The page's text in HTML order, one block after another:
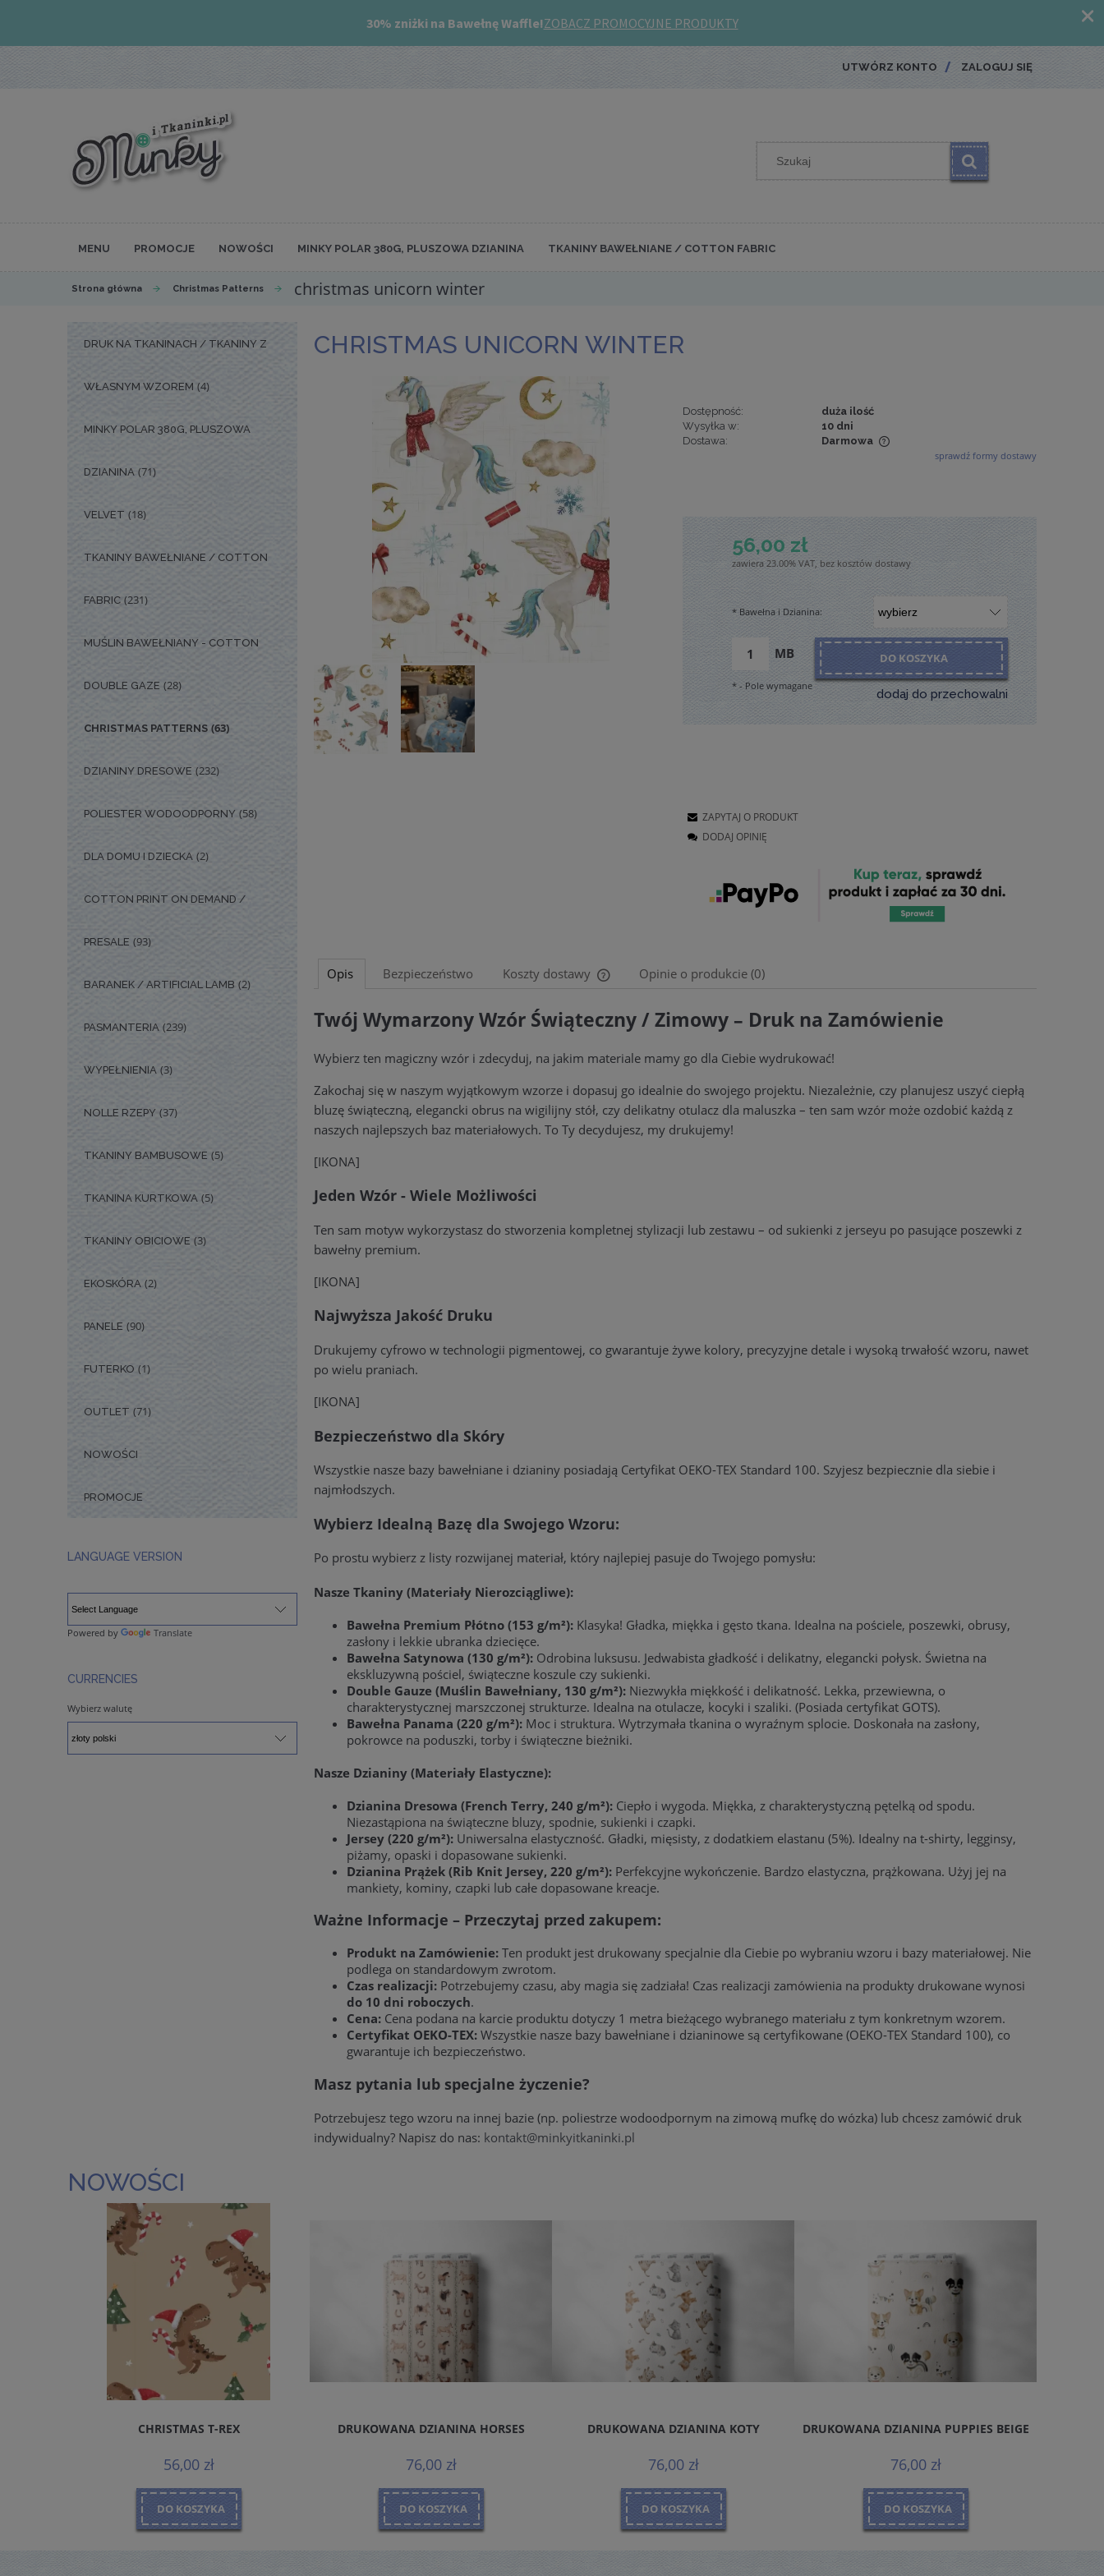
UTWÓRZ KONTO ZALOGUJ SIĘ
MENU PROMOCJE NOWOŚCI MINKY POLAR 380G, PLUSZOWA DZIANINA TKANINY BAWEŁNIANE / COTTON FABRIC
Strona główna Christmas Patterns christmas unicorn winter
DRUK NA TKANINACH / TKANINY Z
WŁASNYM WZOREM (4)
MINKY POLAR 380G, PLUSZOWA
DZIANINA (71)
VELVET (18)
TKANINY BAWEŁNIANE / COTTON
FABRIC (231)
MUŚLIN BAWEŁNIANY - COTTON
DOUBLE GAZE (28)
CHRISTMAS PATTERNS (63)
DZIANINY DRESOWE (232)
POLIESTER WODOODPORNY (58)
DLA DOMU I DZIECKA (2)
COTTON PRINT ON DEMAND /
PRESALE (93)
BARANEK / ARTIFICIAL LAMB (2)
PASMANTERIA (239)
WYPEŁNIENIA (3)
NOLLE RZEPY (37)
TKANINY BAMBUSOWE (5)
TKANINA KURTKOWA (5)
TKANINY OBICIOWE (3)
EKOSKÓRA (2)
PANELE (90)
FUTERKO (1)
OUTLET (71)
NOWOŚCI
PROMOCJE
LANGUAGE VERSION
Powered by Translate
CURRENCIES
Wybierz walutę
CHRISTMAS UNICORN WINTER
Dostępność:
duża ilość
Wysyłka w:
10 dni
Dostawa:
Darmowa
sprawdź formy dostawy
56,00 zł
zawiera 23.00% VAT, bez kosztów dostawy
* Bawełna i Dzianina:
MB DO KOSZYKA
dodaj do przechowalni
*- Pole wymagane
ZAPYTAJ O PRODUKT
DODAJ OPINIĘ
Opis Bezpieczeństwo Koszty dostawy
Cena nie zawiera ewentualnych kosztów
płatności
Opinie o produkcie (0)
Twój Wymarzony Wzór Świąteczny / Zimowy – Druk na Zamówienie
Wybierz ten magiczny wzór i zdecyduj, na jakim materiale mamy go dla Ciebie wydrukować!
Zakochaj się w naszym wyjątkowym wzorze i dopasuj go idealnie do swojego projektu. Niezależnie, czy planujesz uszyć ciepłą
bluzę świąteczną, elegancki obrus na wigilijny stół, czy delikatny otulacz dla maluszka – ten sam wzór może ozdobić każdą z
naszych najlepszych baz materiałowych. To Ty decydujesz, my drukujemy!
[IKONA]
Jeden Wzór - Wiele Możliwości
Ten sam motyw wykorzystasz do stworzenia kompletnej stylizacji lub zestawu – od sukienki z jerseyu po pasujące poszewki z
bawełny premium.
[IKONA]
Najwyższa Jakość Druku
Drukujemy cyfrowo w technologii pigmentowej, co gwarantuje żywe kolory, precyzyjne detale i wysoką trwałość wzoru, nawet
po wielu praniach.
[IKONA]
Bezpieczeństwo dla Skóry
Wszystkie nasze bazy bawełniane i dzianiny posiadają Certyfikat OEKO-TEX Standard 100. Szyjesz bezpiecznie dla siebie i
najmłodszych.
Wybierz Idealną Bazę dla Swojego Wzoru:
Po prostu wybierz z listy rozwijanej materiał, który najlepiej pasuje do Twojego pomysłu:
Nasze Tkaniny (Materiały Nierozciągliwe):
Bawełna Premium Płótno (153 g/m²): Klasyka! Gładka, miękka i gęsto tkana. Idealna na pościele, poszewki, obrusy,
zasłony i lekkie ubranka dziecięce.
Bawełna Satynowa (130 g/m²): Odrobina luksusu. Jedwabista gładkość i delikatny, elegancki połysk. Świetna na
ekskluzywną pościel, świąteczne koszule czy sukienki.
Double Gauze (Muślin Bawełniany, 130 g/m²): Niezwykła miękkość i delikatność. Lekka, przewiewna, o
charakterystycznej marszczonej strukturze. Idealna na otulacze, kocyki i szaliki. (Posiada certyfikat GOTS).
Bawełna Panama (220 g/m²): Moc i struktura. Wytrzymała tkanina o wyraźnym splocie. Doskonała na zasłony,
pokrowce na poduszki, torby i świąteczne bieżniki.
Nasze Dzianiny (Materiały Elastyczne):
Dzianina Dresowa (French Terry, 240 g/m²): Ciepło i wygoda. Miękka, z charakterystyczną pętelką od spodu.
Niezastąpiona na świąteczne bluzy, spodnie, sukienki i czapki.
Jersey (220 g/m²): Uniwersalna elastyczność. Gładki, mięsisty, z dodatkiem elastanu (5%). Idealny na t-shirty, legginsy,
piżamy, opaski i dopasowane sukienki.
Dzianina Prążek (Rib Knit Jersey, 220 g/m²): Perfekcyjne wykończenie. Bardzo elastyczna, prążkowana. Użyj jej na
mankiety, kominy, czapki lub całe dopasowane kreacje.
Ważne Informacje – Przeczytaj przed zakupem:
Produkt na Zamówienie: Ten produkt jest drukowany specjalnie dla Ciebie po wybraniu wzoru i bazy materiałowej. Nie
podlega on standardowym zwrotom.
Czas realizacji: Potrzebujemy czasu, aby magia się zadziała! Czas realizacji zamówienia na produkty drukowane wynosi
do 10 dni roboczych.
Cena: Cena podana na karcie produktu dotyczy 1 metra bieżącego wybranego materiału z tym konkretnym wzorem.
Certyfikat OEKO-TEX: Wszystkie nasze bazy bawełniane i dzianinowe są certyfikowane (OEKO-TEX Standard 100), co
gwarantuje ich bezpieczeństwo.
Masz pytania lub specjalne życzenie?
Potrzebujesz tego wzoru na innej bazie (np. poliestrze wodoodpornym na zimową mufkę do wózka) lub chcesz zamówić druk
indywidualny? Napisz do nas: kontakt@minkyitkaninki.pl
NOWOŚCI
CHRISTMAS T-REX
56,00 zł
DO KOSZYKA
DRUKOWANA DZIANINA HORSES
76,00 zł
DO KOSZYKA
DRUKOWANA DZIANINA KOTY
76,00 zł
DO KOSZYKA
DRUKOWANA DZIANINA PUPPIES BEIGE
76,00 zł
DO KOSZYKA